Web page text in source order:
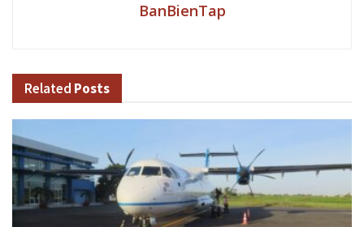
BanBienTap
Related Posts